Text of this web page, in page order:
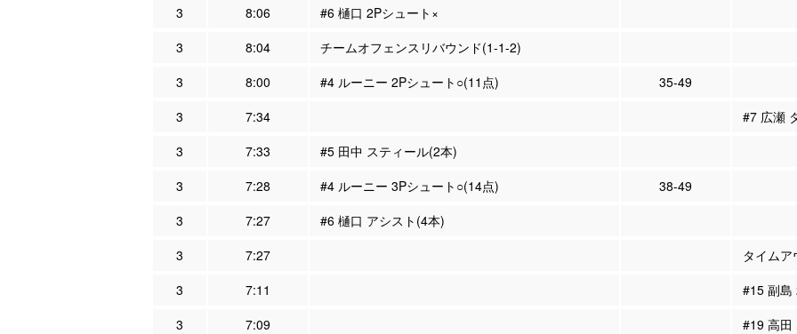
3
8:06
#6 樋口 2Pシュート×
3
8:04
チームオフェンスリバウンド(1-1-2)
3
8:00 #4 ルーニー 2Pシュート○(11点)
35-49
3
7:34
#7 広瀬
3
7:33
#5 田中 スティール(2本)
3
7:28 #4 ルーニー 3Pシュート○(14点)
38-49
3
7:27
#6 樋口 アシスト(4本)
3
7:27
タイムア
3
7:11
#15 副島
3
7:09
#19 高田